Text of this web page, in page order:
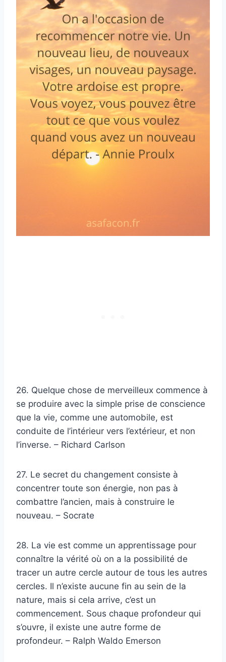
26. Quelque chose de merveilleux commence à
se produire avec la simple prise de conscience
que la vie, comme une automobile, est
conduite de l’intérieur vers l’extérieur, et non
l’inverse. – Richard Carlson
27. Le secret du changement consiste à
concentrer toute son énergie, non pas à
combattre l’ancien, mais à construire le
nouveau. – Socrate
28. La vie est comme un apprentissage pour
connaître la vérité où on a la possibilité de
tracer un autre cercle autour de tous les autres
cercles. Il n’existe aucune fin au sein de la
nature, mais si cela arrive, c’est un
commencement. Sous chaque profondeur qui
s’ouvre, il existe une autre forme de
profondeur. – Ralph Waldo Emerson